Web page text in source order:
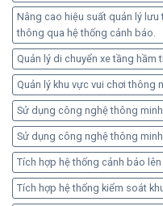
Nâng cao hiệu suất quản lý
thông qua hệ thống cảnh báo.
Quản lý di chuyển xe tầng hầm
Quản lý khu vực vui chơi thông
Sử dụng công nghệ thông
Sử dụng công nghệ thông
Tích hợp hệ thống cảnh báo
Tích hợp hệ thống kiểm soát